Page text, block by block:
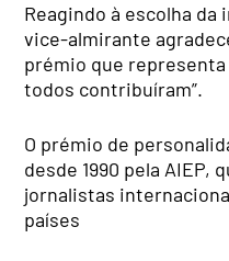
Reagindo à escolha
vice-almirante
prémio que
todos contribuíram”.
O prémio de
desde 1990 pela AIEP,
jornalistas
países